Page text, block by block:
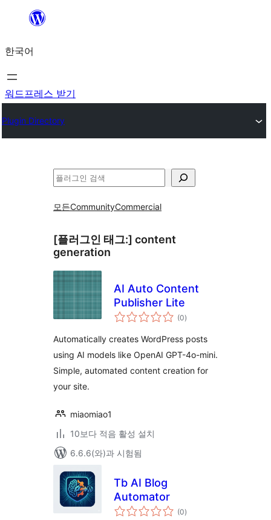
츠
로
바
가
한국어
워드프레스 받기
Plugin Directory
검
모든CommunityCommercial
[플러그인 태그:] content
generation
AI Auto Content
Publisher Lite
(0전
체
점
)
Automatically creates WordPress posts
using AI models like OpenAI GPT-4o-mini.
Simple, automated content creation for
your site.
miaomiao1
10보다 적음 활성 설치
6.6.6(와)과 시험됨
Tb AI Blog
Automator
(0전
체)